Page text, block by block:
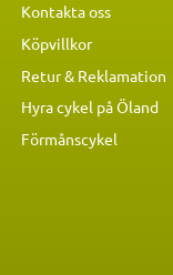
Kontakta oss
Köpvillkor
Retur & Reklamation
Hyra cykel på Öland
Förmånscykel